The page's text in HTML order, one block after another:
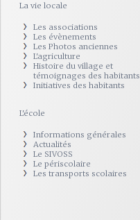
La vie locale
Les associations
Les évènements
Les Photos anciennes
L'agriculture
Histoire du village et
témoignages des habitants
Initiatives des habitants
L'école
Informations générales
Actualités
Le SIVOSS
Le périscolaire
Les transports scolaires